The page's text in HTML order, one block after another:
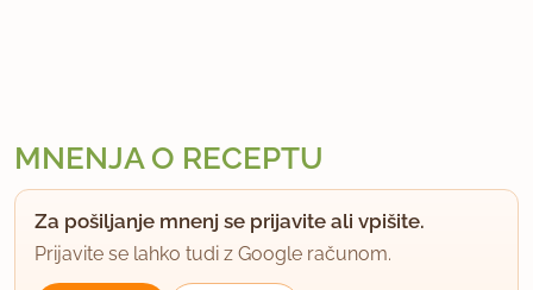
MNENJA O RECEPTU
Za pošiljanje mnenj se prijavite ali vpišite.
Prijavite se lahko tudi z Google računom.